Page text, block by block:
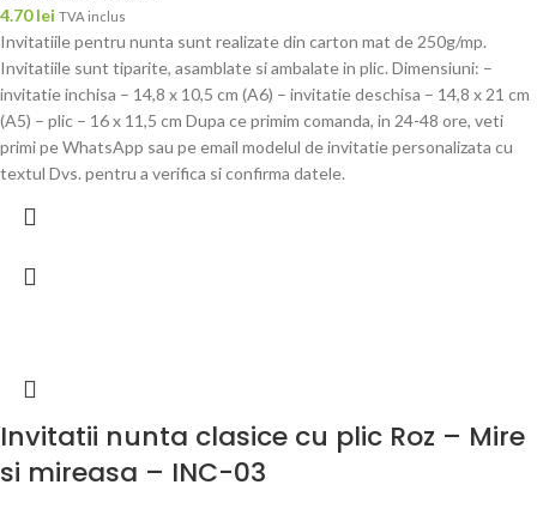
4.70lei TVA inclus
Invitatiile pentru nunta sunt realizate din carton mat de 250g/mp.
Invitatiile sunt tiparite, asamblate si ambalate in plic. Dimensiuni: –
invitatie inchisa – 14,8 x 10,5 cm (A6) – invitatie deschisa – 14,8 x 21 cm
(A5) – plic – 16 x 11,5 cm Dupa ce primim comanda, in 24-48 ore, veti
primi pe WhatsApp sau pe email modelul de invitatie personalizata cu
textul Dvs. pentru a verifica si confirma datele.
Invitatii nunta clasice cu plic Roz – Mire
si mireasa – INC-03